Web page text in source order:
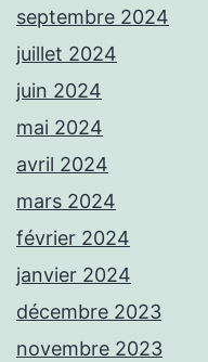
septembre 2024
juillet 2024
juin 2024
mai 2024
avril 2024
mars 2024
février 2024
janvier 2024
décembre 2023
novembre 2023